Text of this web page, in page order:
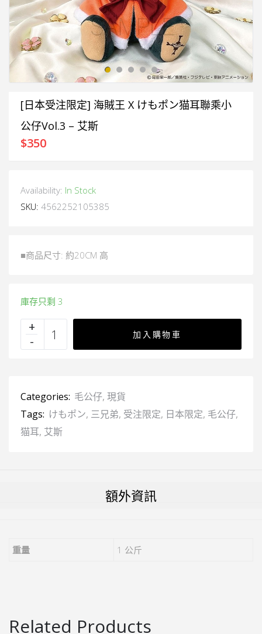
[日本受注限定] 海賊王 X けもポン猫耳聯乘小
公仔Vol.3 – 艾斯
$350
Availability: In Stock
SKU: 4562252105385
■商品尺寸: 約20CM 高
庫存只剩 3
加入購物車
Categories: 毛公仔, 現貨
Tags: けもポン, 三兄弟, 受注限定, 日本限定, 毛公仔,
猫耳, 艾斯
額外資訊
重量 1 公斤
Related Products